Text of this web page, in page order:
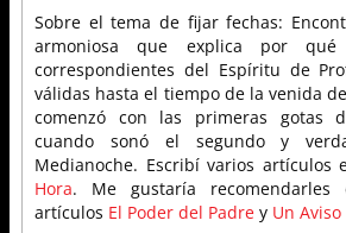
Sobre el tema de fijar fechas:
armoniosa que explica por qué
correspondientes del Espíritu de
válidas hasta el tiempo de la venida
comenzó con las primeras gotas
cuando sonó el segundo y
Medianoche. Escribí varios artículos
Hora. Me gustaría recomendarles
artículos El Poder del Padre y Un